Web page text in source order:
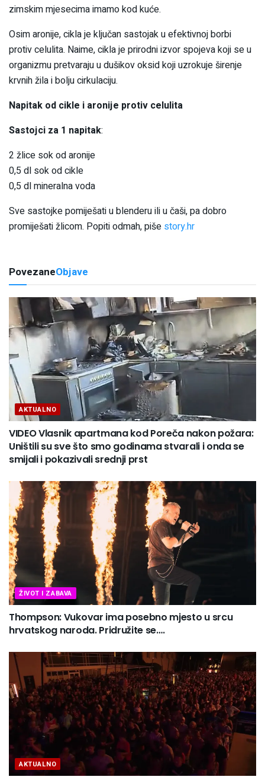
zimskim mjesecima imamo kod kuće.
Osim aronije, cikla je ključan sastojak u efektivnoj borbi
protiv celulita. Naime, cikla je prirodni izvor spojeva koji se u
organizmu pretvaraju u dušikov oksid koji uzrokuje širenje
krvnih žila i bolju cirkulaciju.
Napitak od cikle i aronije protiv celulita
Sastojci za 1 napitak:
2 žlice sok od aronije
0,5 dl sok od cikle
0,5 dl mineralna voda
Sve sastojke pomiješati u blenderu ili u čaši, pa dobro
promiješati žlicom. Popiti odmah, piše story.hr
PovezaneObjave
AKTUALNO
VIDEO Vlasnik apartmana kod Poreča nakon požara:
Uništili su sve što smo godinama stvarali i onda se
smijali i pokazivali srednji prst
ŽIVOT I ZABAVA
Thompson: Vukovar ima posebno mjesto u srcu
hrvatskog naroda. Pridružite se….
AKTUALNO